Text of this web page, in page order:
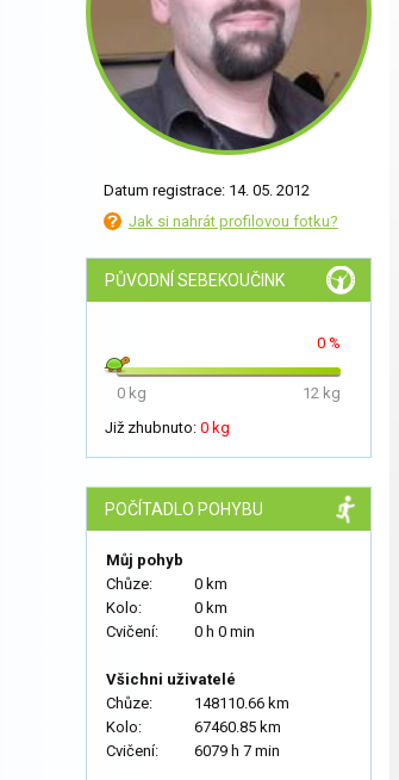
Datum registrace: 14. 05. 2012
Jak si nahrát profilovou fotku?
PŮVODNÍ SEBEKOUČINK
0 %
0 kg
12 kg
Již zhubnuto: 0 kg
POČÍTADLO POHYBU
Můj pohyb
Chůze:
0 km
Kolo:
0 km
Cvičení:
0 h 0 min
Všichni uživatelé
Chůze:
148110.66 km
Kolo:
67460.85 km
Cvičení:
6079 h 7 min